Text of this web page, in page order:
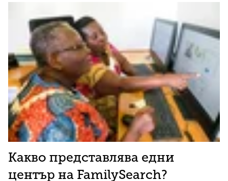
Какво представлява едни
център на FamilySearch?